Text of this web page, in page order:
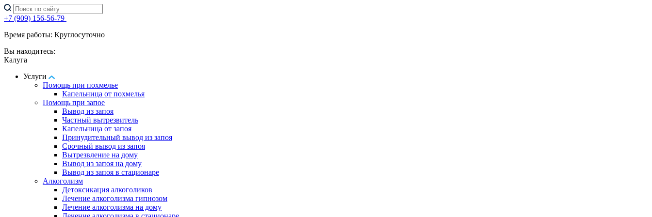
+7 (909) 156-56-79
Время работы: Круглосуточно
Вы находитесь:
Калуга
Услуги
Помощь при похмелье
Капельница от похмелья
Помощь при запое
Вывод из запоя
Частный вытрезвитель
Капельница от запоя
Принудительный вывод из запоя
Срочный вывод из запоя
Вытрезвление на дому
Вывод из запоя на дому
Вывод из запоя в стационаре
Алкоголизм
Детоксикация алкоголиков
Лечение алкоголизма гипнозом
Лечение алкоголизма на дому